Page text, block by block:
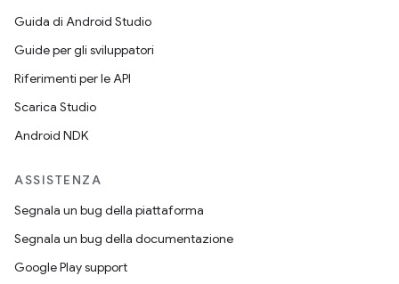
Guida di Android Studio
Guide per gli sviluppatori
Riferimenti per le API
Scarica Studio
Android NDK
ASSISTENZA
Segnala un bug della piattaforma
Segnala un bug della documentazione
Google Play support